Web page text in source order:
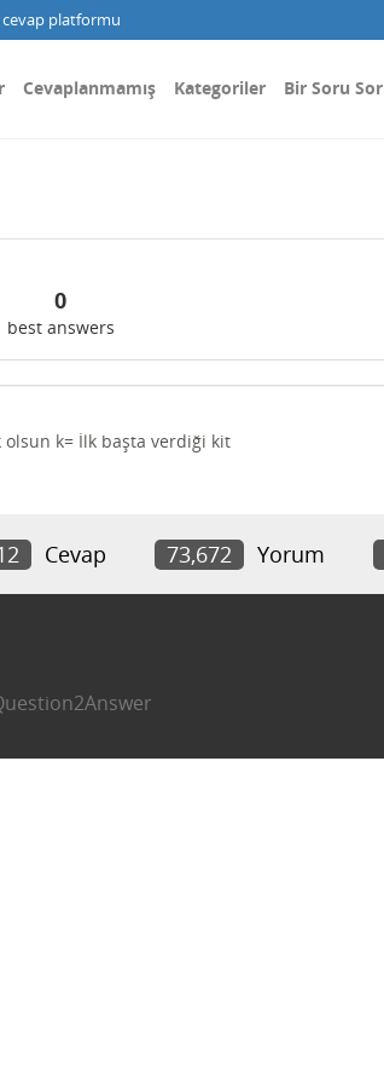
platformu
Cevaplanmamış Kategoriler Bir Soru Sor
0
best answers
olsun k= İlk başta verdiği kit
Cevap 73,672 Yorum